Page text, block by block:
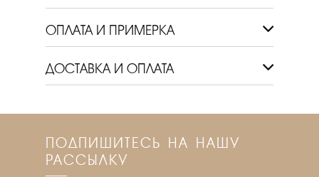
ОПЛАТА И ПРИМЕРКА
ДОСТАВКА И ОПЛАТА
ПОДПИШИТЕСЬ НА НАШУ
РАССЫЛКУ